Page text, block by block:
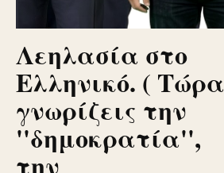
Λεηλασία στο
Ελληνικό. ( Τώρα
γνωρίζεις την
''δημοκρατία'',
την